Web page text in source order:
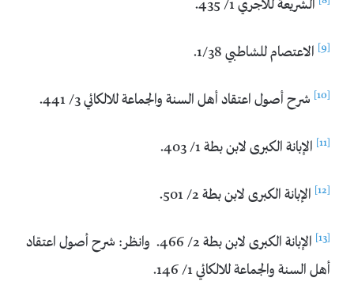
الشريعة للآجري 1/ 435.
[9] الاعتصام للشاطبي 1/38.
[10] شرح أصول اعتقاد أهل السنة والجماعة للالكائي 3/ 441.
[11] الإبانة الكبرى لابن بطة 1/ 403.
[12] الإبانة الكبرى لابن بطة 2/ 501.
[13]
الإبانة الكبرى لابن بطة 2/ 466. وانظر: شرح أصول اعتقاد
أهل السنة والجماعة للالكائي 1/ 146.